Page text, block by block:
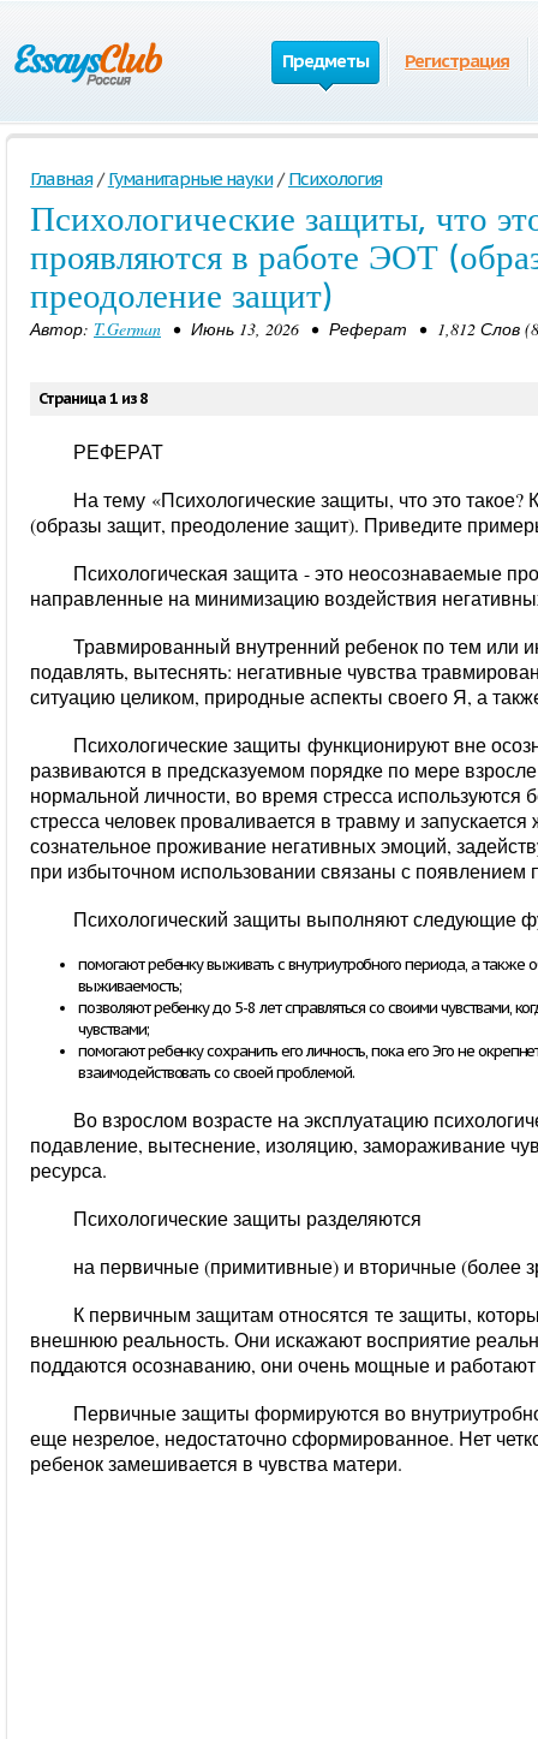
Предметы Регистрация
Главная / Гуманитарные науки / Психология
Психологические защиты, что
проявляются в работе ЭОТ
преодоление защит)
Автор: T.German • Июнь 13, 2026 • Реферат • 1,812 Слов
Страница 1 из 8
РЕФЕРАТ
На тему «Психологические защиты, что это
(образы защит, преодоление защит). Приведите
Психологическая защита - это неосознаваемые
направленные на минимизацию воздействия
Травмированный внутренний ребенок по тем или
подавлять, вытеснять: негативные чувства
ситуацию целиком, природные аспекты своего Я, а
Психологические защиты функционируют вне
развиваются в предсказуемом порядке по мере
нормальной личности, во время стресса используются
стресса человек проваливается в травму и
сознательное проживание негативных эмоций,
при избыточном использовании связаны с появлением
Психологический защиты выполняют следующие
помогают ребенку выживать с внутриутробного периода, а также
выживаемость;
позволяют ребенку до 5-8 лет справляться со своими чувствами,
чувствами;
помогают ребенку сохранить его личность, пока его Эго не
взаимодействовать со своей проблемой.
Во взрослом возрасте на эксплуатацию
подавление, вытеснение, изоляцию, замораживание
ресурса.
Психологические защиты разделяются
на первичные (примитивные) и вторичные (более
К первичным защитам относятся те защиты,
внешнюю реальность. Они искажают восприятие
поддаются осознаванию, они очень мощные и
Первичные защиты формируются во
еще незрелое, недостаточно сформированное. Нет
ребенок замешивается в чувства матери.